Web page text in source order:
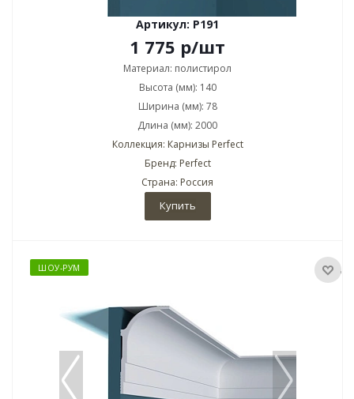
Артикул: P191
1 775 р/шт
Материал: полистирол
Высота (мм): 140
Ширина (мм): 78
Длина (мм): 2000
Коллекция: Карнизы Perfect
Бренд: Perfect
Страна: Россия
Купить
ШОУ-РУМ